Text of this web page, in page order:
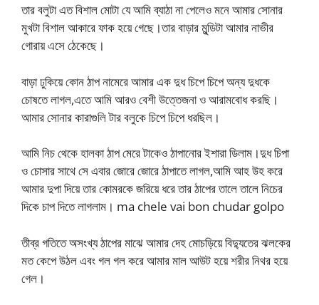
তার বলুটা এত বিশাল মোটা যে আমি ব্যাঠা না পেলেও মনে আমার সোনার
মুখটা বিশাল আকারে ফাক হয়ে গেছে।তার বাড়ার মুন্ডিটা আমার নাভীর
গোরায় এসে ঠেকেছে।
বাড়া ঢুকিয়ে কোন ঠাপ নামেরে আমার এক দুধ চিপে চিপে অন্য দুধকে
চোষতে লাগল,এতে আমি আরও বেশী উত্তেজনা ও আরামবোধ করছি।
আমার সোনার কারাগুলি টার বলুকে চিপে চিপে ধরছিল।
আমি নিচ থেকে হালকা ঠাপ মেরে টাকেও ঠাপানোর ইশারা ডিলাম।দুধ চিপা
ও চোসার সাথে সে এবার জোরে জোরে ঠাপাতে লাগল,আমি আহ উহ করে
আমার দুপা দিয়ে তার কোমরকে জরিয়ে ধরে তার ঠাপের তালে তালে নিচের
দিকে চাপ দিতে লাগলাম। ma chele vai bon chudar golpo
তীব্র গতিতে অসংখ্য ঠাপের মাঝে আমার দেহ মোচড়িয়ে বিদ্যুতের ঝলকের
মত কেপে উঠল এবং গল গল করে আমার মাল আউট হয়ে শরীর নিথর হয়ে
গেল।